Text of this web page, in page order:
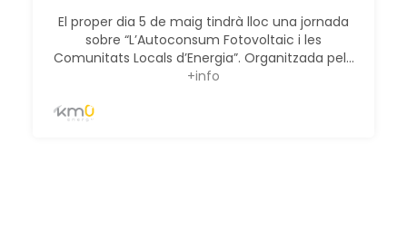
El proper dia 5 de maig tindrà lloc una jornada
sobre “L’Autoconsum Fotovoltaic i les
Comunitats Locals d’Energia”. Organitzada pel...
+info